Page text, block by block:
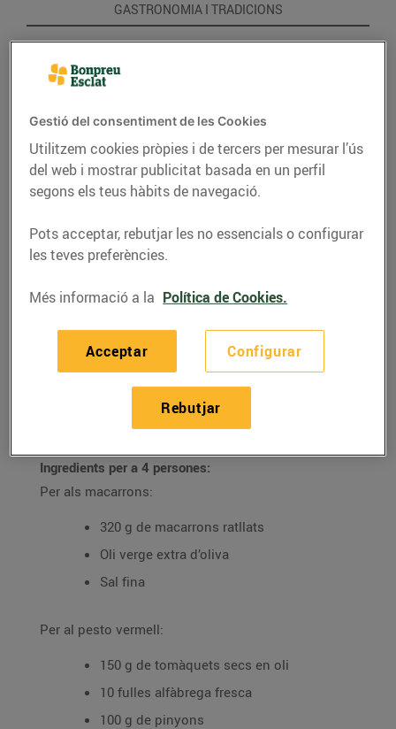
GASTRONOMIA I TRADICIONS
Macarrons al pesto
vermell
Ingredients per a 4 persones:
Per als macarrons:
320 g de macarrons ratllats
Oli verge extra d’oliva
Sal fina
Per al pesto vermell:
150 g de tomàquets secs en oli
10 fulles alfàbrega fresca
100 g de pinyons
Gestió del consentiment de les Cookies
Utilitzem cookies pròpies i de tercers per mesurar l’ús
del web i mostrar publicitat basada en un perfil
segons els teus hàbits de navegació.
Pots acceptar, rebutjar les no essencials o configurar
les teves preferències.
Més informació a la Política de Cookies.
Configurar
Rebutjar
Acceptar